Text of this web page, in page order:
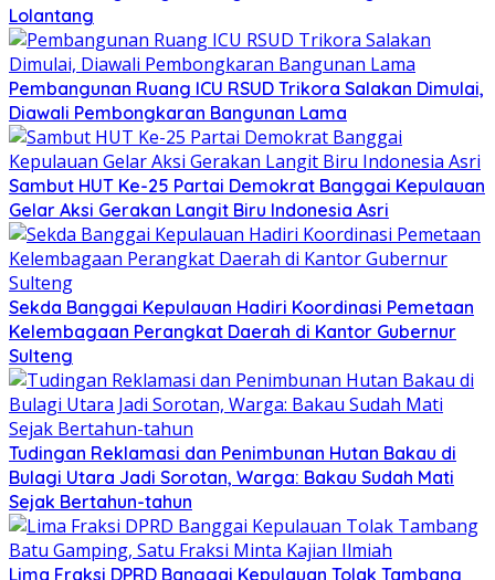
Lolantang
Pembangunan Ruang ICU RSUD Trikora Salakan Dimulai,
Diawali Pembongkaran Bangunan Lama
Sambut HUT Ke-25 Partai Demokrat Banggai Kepulauan
Gelar Aksi Gerakan Langit Biru Indonesia Asri
Sekda Banggai Kepulauan Hadiri Koordinasi Pemetaan
Kelembagaan Perangkat Daerah di Kantor Gubernur
Sulteng
Tudingan Reklamasi dan Penimbunan Hutan Bakau di
Bulagi Utara Jadi Sorotan, Warga: Bakau Sudah Mati
Sejak Bertahun-tahun
Lima Fraksi DPRD Banggai Kepulauan Tolak Tambang